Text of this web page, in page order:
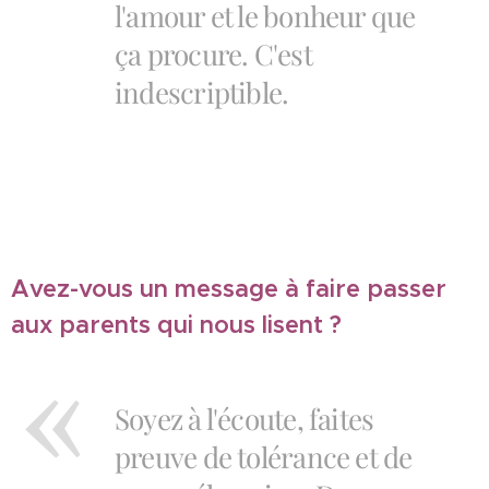
l'amour et le bonheur que
ça procure. C'est
indescriptible.
Avez-vous un message à faire passer
aux parents qui nous lisent ?
Soyez à l'écoute, faites
preuve de tolérance et de